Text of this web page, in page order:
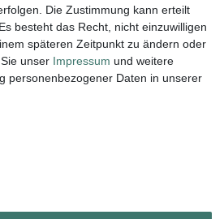
Daten­schutz­erklärung AGB
Die Zustimmung kann erteilt
besteht das Recht, nicht einzuwilligen
späteren Zeitpunkt zu ändern oder
unser Impressum und weitere
personenbezogener Daten in unserer